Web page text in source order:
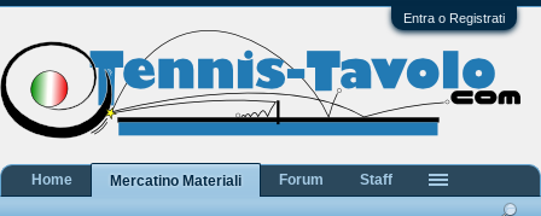
Entra o Registrati
Home Mercatino Materiali Forum Staff